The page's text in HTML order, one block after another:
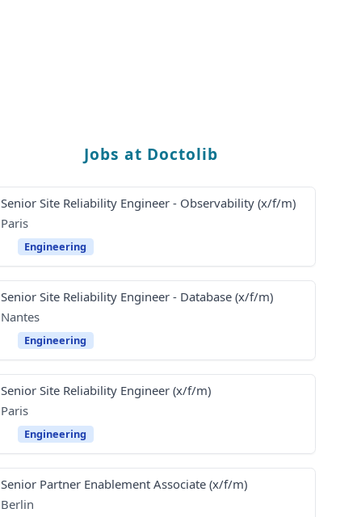
Jobs at Doctolib
Senior Site Reliability Engineer - Observability (x/f/m)
Paris
Engineering
Senior Site Reliability Engineer - Database (x/f/m)
Nantes
Engineering
Senior Site Reliability Engineer (x/f/m)
Paris
Engineering
Senior Partner Enablement Associate (x/f/m)
Berlin